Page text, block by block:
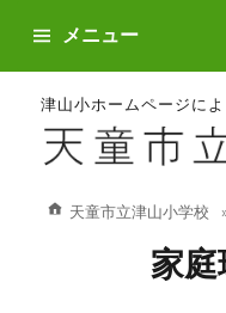
津山小ホームページに
メニュー
天童市立津山小学校
家